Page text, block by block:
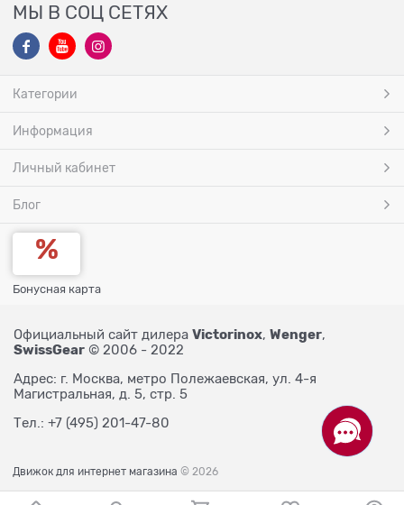
МЫ В СОЦ СЕТЯХ
Категории
Информация
Личный кабинет
Блог
Бонусная карта
Официальный сайт дилера Victorinox, Wenger,
SwissGear © 2006 - 2022
Адрес: г. Москва, метро Полежаевская, ул. 4-я
Магистральная, д. 5, стр. 5
Тел.: +7 (495) 201-47-80
Движок для интернет магазина © 2026